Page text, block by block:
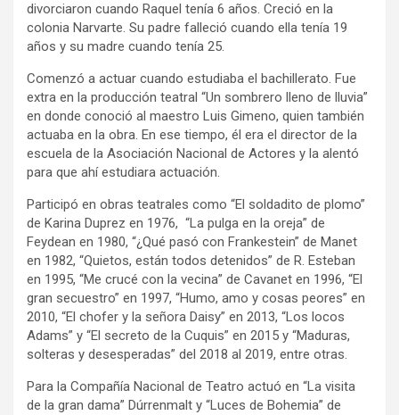
divorciaron cuando Raquel tenía 6 años. Creció en la
colonia Narvarte. Su padre falleció cuando ella tenía 19
años y su madre cuando tenía 25.
Comenzó a actuar cuando estudiaba el bachillerato. Fue
extra en la producción teatral “Un sombrero lleno de lluvia”
en donde conoció al maestro Luis Gimeno, quien también
actuaba en la obra. En ese tiempo, él era el director de la
escuela de la Asociación Nacional de Actores y la alentó
para que ahí estudiara actuación.
Participó en obras teatrales como “El soldadito de plomo”
de Karina Duprez en 1976, “La pulga en la oreja” de
Feydean en 1980, “¿Qué pasó con Frankestein” de Manet
en 1982, “Quietos, están todos detenidos” de R. Esteban
en 1995, “Me crucé con la vecina” de Cavanet en 1996, “El
gran secuestro” en 1997, “Humo, amo y cosas peores” en
2010, “El chofer y la señora Daisy” en 2013, “Los locos
Adams” y “El secreto de la Cuquis” en 2015 y “Maduras,
solteras y desesperadas” del 2018 al 2019, entre otras.
Para la Compañía Nacional de Teatro actuó en “La visita
de la gran dama” Dúrrenmalt y “Luces de Bohemia” de